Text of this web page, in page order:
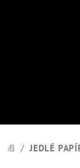
DOMŮ
/ JEDLÉ